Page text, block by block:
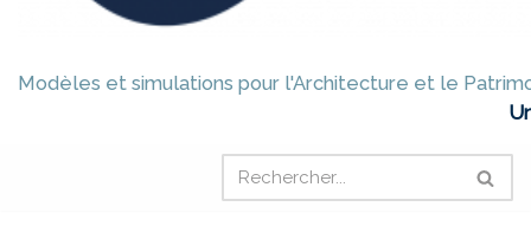
Modèles et simulations pour l'Architecture et le